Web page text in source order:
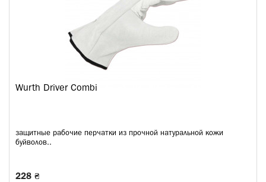
Wurth Driver Combi
защитные рабочие перчатки из прочной натуральной кожи
буйволов..
228 ₴